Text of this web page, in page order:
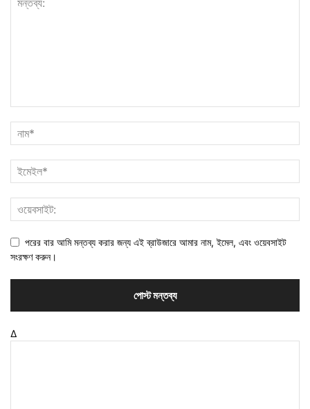
পরের বার আমি মন্তব্য করার জন্য এই ব্রাউজারে আমার নাম, ইমেল, এবং ওয়েবসাইট
সংরক্ষণ করুন।
Δ